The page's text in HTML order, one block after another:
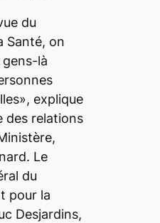
du
Santé, on
là
explique
des relations
Le
du
pour la
Desjardins,